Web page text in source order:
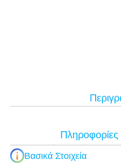
Πληροφορίες
Βασικά Στοιχεία